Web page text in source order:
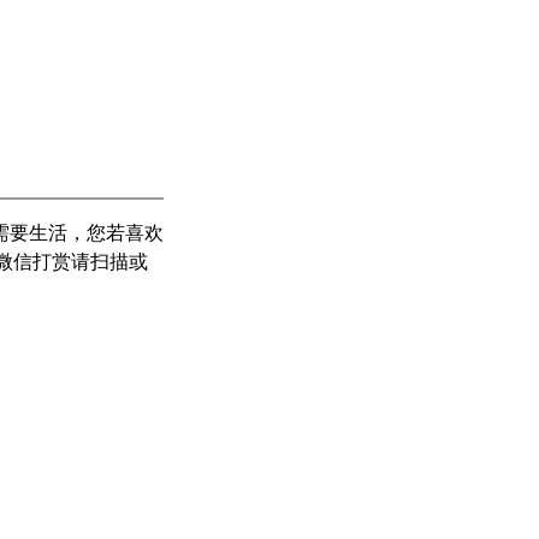
要生活，您若喜欢
信打赏请扫描或